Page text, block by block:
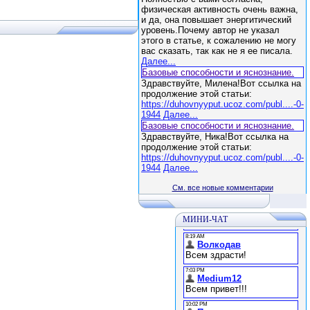
физическая активность очень важна,
и да, она повышает энергитический
уровень.Почему автор не указал
этого в статье, к сожалению не могу
вас сказать, так как не я ее писала.
Далее...
Базовые способности и яснознание.
Здравствуйте, Милена!Вот ссылка на
продолжение этой статьи:
https://duhovnyyput.ucoz.com/publ....-0-
1944 Далее...
Базовые способности и яснознание.
Здравствуйте, Ника!Вот ссылка на
продолжение этой статьи:
https://duhovnyyput.ucoz.com/publ....-0-
1944 Далее...
См. все новые комментарии
МИНИ-ЧАТ